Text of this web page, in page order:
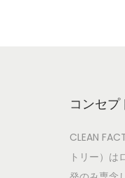
コンセプ
CLEAN
トリー）は